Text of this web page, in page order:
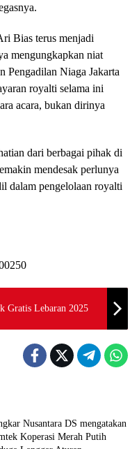
Bias terus menjadi
mengungkapkan niat
Pengadilan Niaga Jakarta
royalti selama ini
acara, bukan dirinya
dari berbagai pihak di
mendesak perlunya
dalam pengelolaan royalti
Gratis Lebaran 2025
Nusantara DS mengatakan
Koperasi Merah Putih